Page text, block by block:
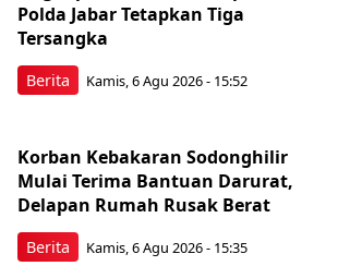
Berita
Polda Jabar Tetapkan Tiga
Tersangka
Kamis, 6 Agu 2026 - 15:52
Berita
Korban Kebakaran Sodonghilir
Mulai Terima Bantuan Darurat,
Delapan Rumah Rusak Berat
Kamis, 6 Agu 2026 - 15:35